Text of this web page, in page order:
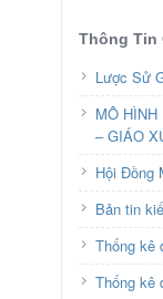
Thông Tin
Lược Sử
MÔ
– GIÁO
Hội Đồng
Bản tin
Thống kê
Thống kê